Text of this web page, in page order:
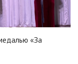
«За